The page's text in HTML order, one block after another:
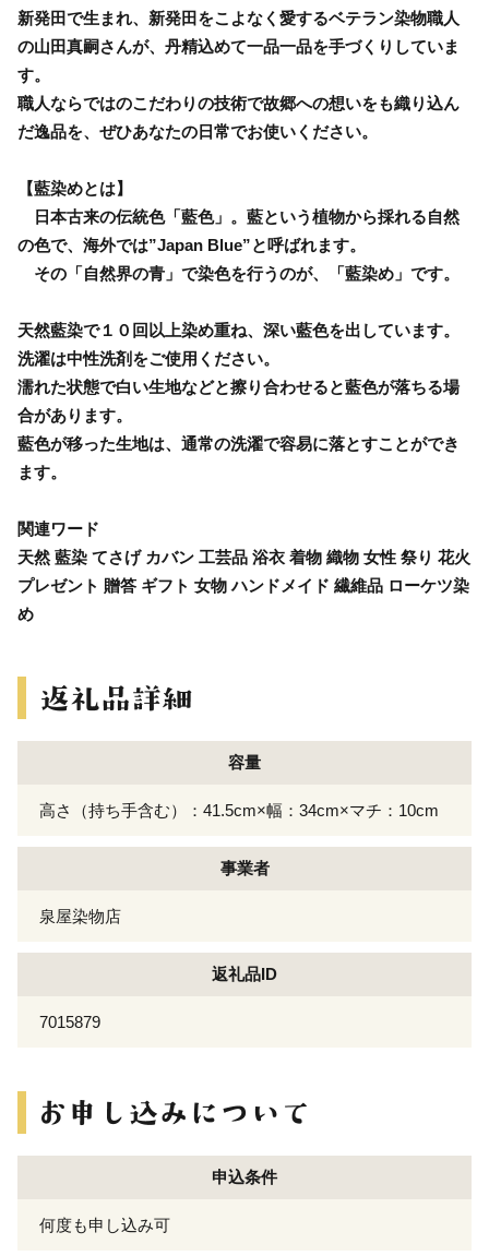
新発田で生まれ、新発田をこよなく愛するベテラン染物職人
の山田真嗣さんが、丹精込めて一品一品を手づくりしていま
す。
職人ならではのこだわりの技術で故郷への想いをも織り込ん
だ逸品を、ぜひあなたの日常でお使いください。
【藍染めとは】
日本古来の伝統色「藍色」。藍という植物から採れる自然
の色で、海外では”Japan Blue”と呼ばれます。
その「自然界の青」で染色を行うのが、「藍染め」です。
天然藍染で１０回以上染め重ね、深い藍色を出しています。
洗濯は中性洗剤をご使用ください。
濡れた状態で白い生地などと擦り合わせると藍色が落ちる場
合があります。
藍色が移った生地は、通常の洗濯で容易に落とすことができ
ます。
関連ワード
天然 藍染 てさげ カバン 工芸品 浴衣 着物 織物 女性 祭り 花火
プレゼント 贈答 ギフト 女物 ハンドメイド 繊維品 ローケツ染
め
容量
高さ（持ち手含む）：41.5cm×幅：34cm×マチ：10cm
事業者
泉屋染物店
返礼品ID
7015879
申込条件
何度も申し込み可